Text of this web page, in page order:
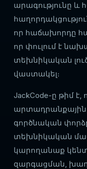
արագությունը և
որ հաճախորդը
որ փուլում է
տեխնիկական
վաստակել։
JackCode-ը թիմ է,
արտադրանքային
գործնական
տեխնիկական
կարողանաք
զարգացման,